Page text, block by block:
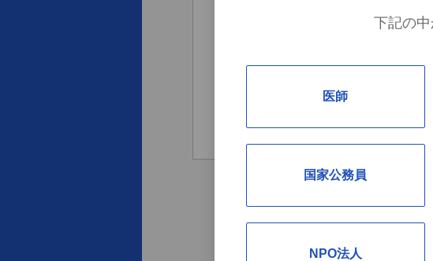
下記の中
医師
国家公務員
NPO法人
62